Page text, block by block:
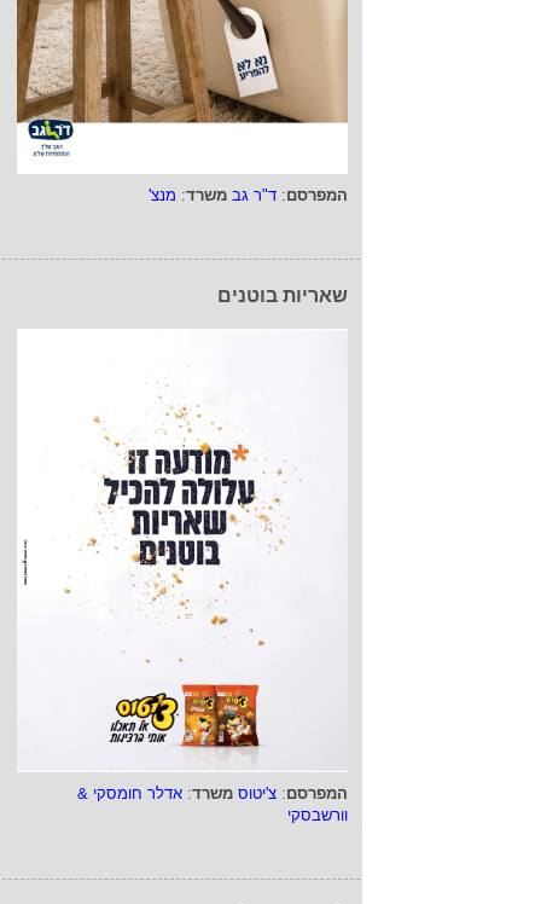
המפרסם: ד"ר גב משרד: מנצ'
שאריות בוטנים
המפרסם: צ'יטוס משרד: אדלר חומסקי &
וורשבסקי